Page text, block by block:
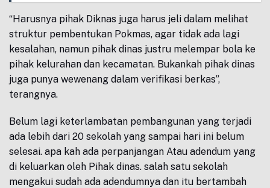
“Harusnya pihak Diknas juga harus jeli dalam melihat
struktur pembentukan Pokmas, agar tidak ada lagi
kesalahan, namun pihak dinas justru melempar bola ke
pihak kelurahan dan kecamatan. Bukankah pihak dinas
juga punya wewenang dalam verifikasi berkas”,
terangnya.
Belum lagi keterlambatan pembangunan yang terjadi
ada lebih dari 20 sekolah yang sampai hari ini belum
selesai. apa kah ada perpanjangan Atau adendum yang
di keluarkan oleh Pihak dinas. salah satu sekolah
mengakui sudah ada adendumnya dan itu bertambah